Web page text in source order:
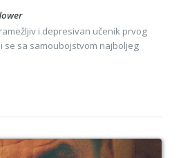
i depresivan učenik prvog
se sa samoubojstvom najboljeg